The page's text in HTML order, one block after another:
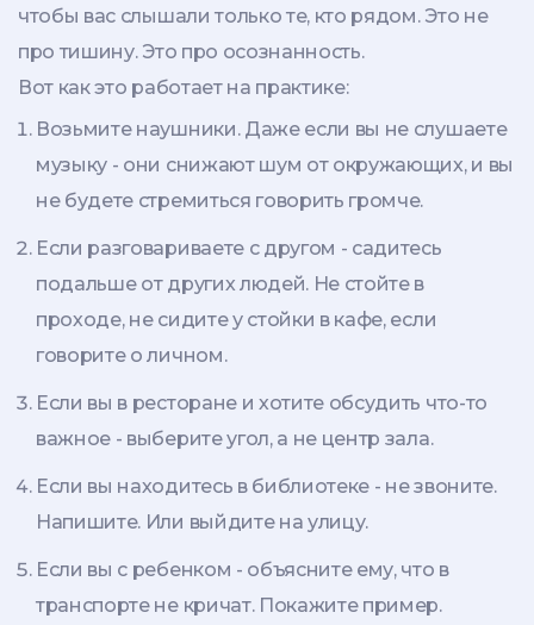
чтобы вас слышали только те, кто рядом. Это не
про тишину. Это про осознанность.
Вот как это работает на практике:
Возьмите наушники. Даже если вы не слушаете
музыку - они снижают шум от окружающих, и вы
не будете стремиться говорить громче.
Если разговариваете с другом - садитесь
подальше от других людей. Не стойте в
проходе, не сидите у стойки в кафе, если
говорите о личном.
Если вы в ресторане и хотите обсудить что-то
важное - выберите угол, а не центр зала.
Если вы находитесь в библиотеке - не звоните.
Напишите. Или выйдите на улицу.
Если вы с ребенком - объясните ему, что в
транспорте не кричат. Покажите пример.